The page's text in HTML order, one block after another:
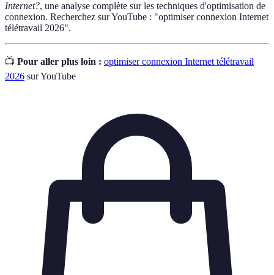
Internet?, une analyse complète sur les techniques d'optimisation de
connexion. Recherchez sur YouTube : "optimiser connexion Internet
télétravail 2026".
📺 Pour aller plus loin : optimiser connexion Internet télétravail
2026 sur YouTube